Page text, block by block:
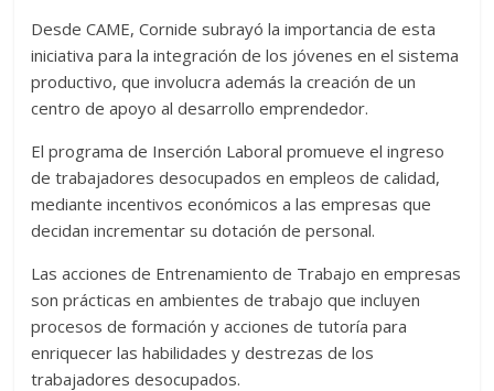
Desde CAME, Cornide subrayó la importancia de esta
iniciativa para la integración de los jóvenes en el sistema
productivo, que involucra además la creación de un
centro de apoyo al desarrollo emprendedor.
El programa de Inserción Laboral promueve el ingreso
de trabajadores desocupados en empleos de calidad,
mediante incentivos económicos a las empresas que
decidan incrementar su dotación de personal.
Las acciones de Entrenamiento de Trabajo en empresas
son prácticas en ambientes de trabajo que incluyen
procesos de formación y acciones de tutoría para
enriquecer las habilidades y destrezas de los
trabajadores desocupados.